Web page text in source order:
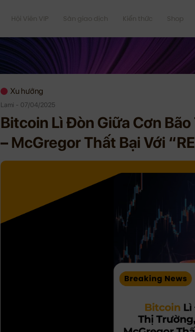
Hội Viên VIP Sàn giao dịch Kiến thức Shop
Xu hướng
Lami - 07/04/2025
Bitcoin Lì Đòn Giữa Cơn
– McGregor Thất Bại Với